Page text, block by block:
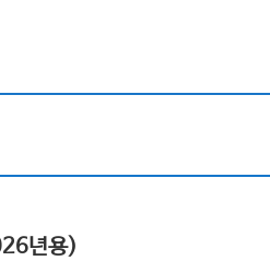
년용)